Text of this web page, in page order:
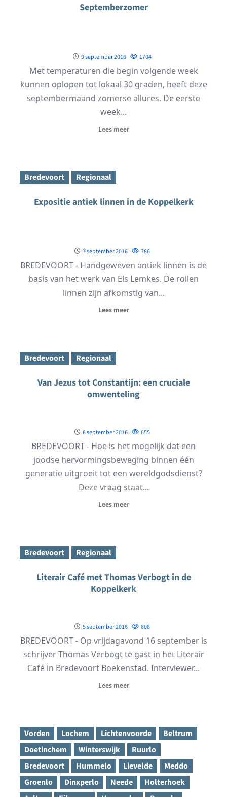
Septemberzomer
9 september 2016 1704
Met temperaturen die begin volgende week
kunnen oplopen tot lokaal 30 graden, heeft deze
septembermaand zomerse allures. De eerste
week...
Lees meer
Bredevoort Regionaal
Expositie antiek linnen in de Koppelkerk
7 september 2016 786
BREDEVOORT - Handgeweven antiek linnen is de
basis van het werk van Els Lemkes. De rollen
linnen zijn afkomstig van...
Lees meer
Bredevoort Regionaal
Van Jezus tot Constantijn: een cruciale
omwenteling
6 september 2016 655
BREDEVOORT - Hoe is het mogelijk dat een
joodse hervormingsbeweging binnen één
generatie uitgroeit tot een wereldgodsdienst?
Deze vraag staat...
Lees meer
Bredevoort Regionaal
Literair Café met Thomas Verbogt in de
Koppelkerk
5 september 2016 808
BREDEVOORT - Op vrijdagavond 16 september is
schrijver Thomas Verbogt te gast in het Literair
Café in Bredevoort Boekenstad. Interviewer...
Lees meer
Vorden Lochem Lichtenvoorde
Beltrum
Doetinchem
Winterswijk
Ruurlo
Bredevoort
Hummelo Lievelde
Meddo
Groenlo
Dinxperlo Neede
Holterhoek